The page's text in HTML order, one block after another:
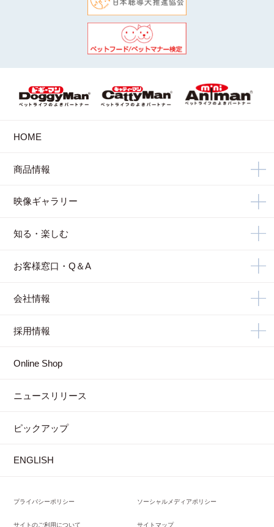
HOME
商品情報
映像ギャラリー
知る・楽しむ
お客様窓口・Q＆A
会社情報
採用情報
Online Shop
ニュースリリース
ピックアップ
ENGLISH
プライバシーポリシー ソーシャルメディアポリシー
サイトのご利用について サイトマップ